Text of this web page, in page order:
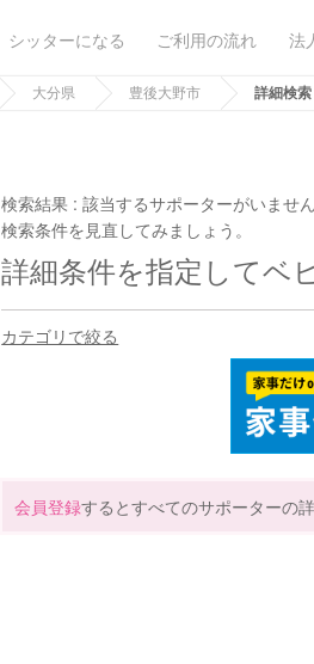
シッターになる ご利用の流れ 法
大分県 豊後大野市 詳細検索
検索結果 :該当するサポーターがいません
検索条件を見直してみましょう。
詳細条件を指定してベ
カテゴリで絞る
会員登録するとすべてのサポーターの